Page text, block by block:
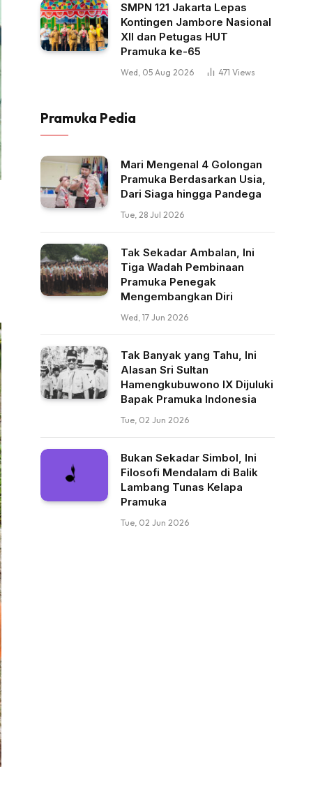
SMPN 121 Jakarta Lepas
Kontingen Jambore Nasional
XII dan Petugas HUT
Pramuka ke-65
Wed, 05 Aug 2026 471 Views
Pramuka Pedia
Mari Mengenal 4 Golongan
Pramuka Berdasarkan Usia,
Dari Siaga hingga Pandega
Tue, 28 Jul 2026
Tak Sekadar Ambalan, Ini
Tiga Wadah Pembinaan
Pramuka Penegak
Mengembangkan Diri
Wed, 17 Jun 2026
Tak Banyak yang Tahu, Ini
Alasan Sri Sultan
Hamengkubuwono IX Dijuluki
Bapak Pramuka Indonesia
Tue, 02 Jun 2026
Bukan Sekadar Simbol, Ini
Filosofi Mendalam di Balik
Lambang Tunas Kelapa
Pramuka
Tue, 02 Jun 2026